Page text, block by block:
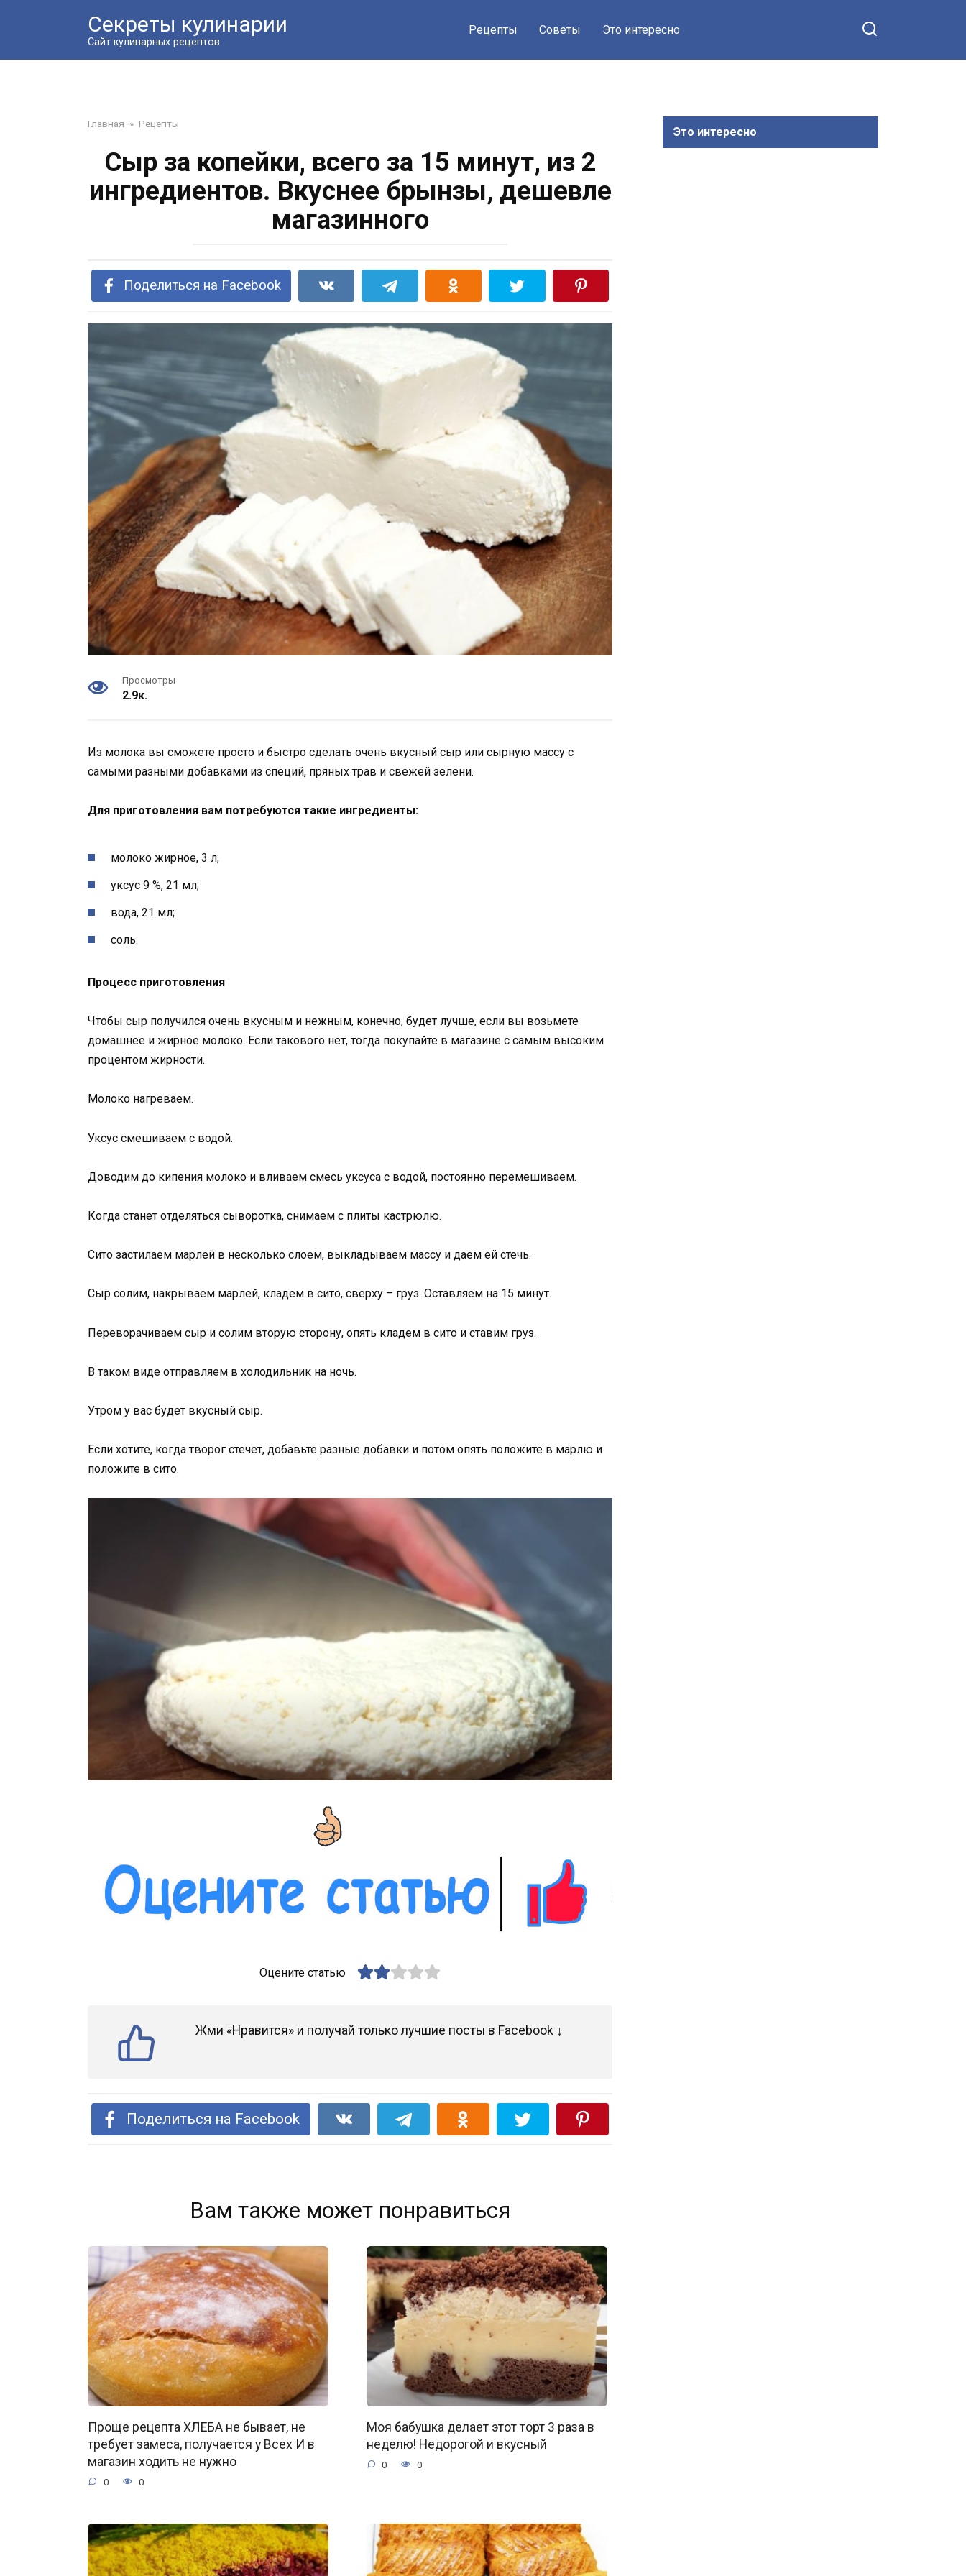
Секреты кулинарии
Сайт кулинарных рецептов
Рецепты Советы Это интересно
Главная » Рецепты
Сыр за копейки, всего за 15 минут, из 2
ингредиентов. Вкуснее брынзы, дешевле
магазинного
Поделиться на Facebook
Просмотры
2.9к.
Из молока вы сможете просто и быстро сделать очень вкусный сыр или сырную массу с
самыми разными добавками из специй, пряных трав и свежей зелени.
Для приготовления вам потребуются такие ингредиенты:
молоко жирное, 3 л;
уксус 9 %, 21 мл;
вода, 21 мл;
соль.
Процесс приготовления
Чтобы сыр получился очень вкусным и нежным, конечно, будет лучше, если вы возьмете
домашнее и жирное молоко. Если такового нет, тогда покупайте в магазине с самым высоким
процентом жирности.
Молоко нагреваем.
Уксус смешиваем с водой.
Доводим до кипения молоко и вливаем смесь уксуса с водой, постоянно перемешиваем.
Когда станет отделяться сыворотка, снимаем с плиты кастрюлю.
Сито застилаем марлей в несколько слоем, выкладываем массу и даем ей стечь.
Сыр солим, накрываем марлей, кладем в сито, сверху – груз. Оставляем на 15 минут.
Переворачиваем сыр и солим вторую сторону, опять кладем в сито и ставим груз.
В таком виде отправляем в холодильник на ночь.
Утром у вас будет вкусный сыр.
Если хотите, когда творог стечет, добавьте разные добавки и потом опять положите в марлю и
положите в сито.
Оцените статью
Жми «Нравится» и получай только лучшие посты в Facebook ↓
Поделиться на Facebook
Вам также может понравиться
Проще рецепта ХЛЕБА не бывает, не
требует замеса, получается у Всех И в
магазин ходить не нужно
0 0
Моя бабушка делает этот торт 3 раза в
неделю! Недорогой и вкусный
0 0
Это интересно